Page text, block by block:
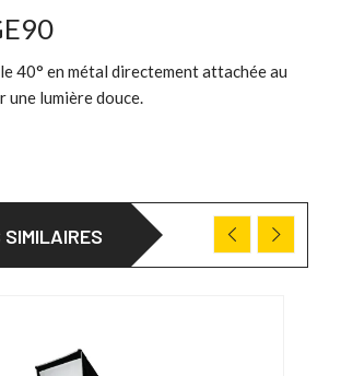
40° en métal directement attachée au
une lumière douce.
SIMILAIRES